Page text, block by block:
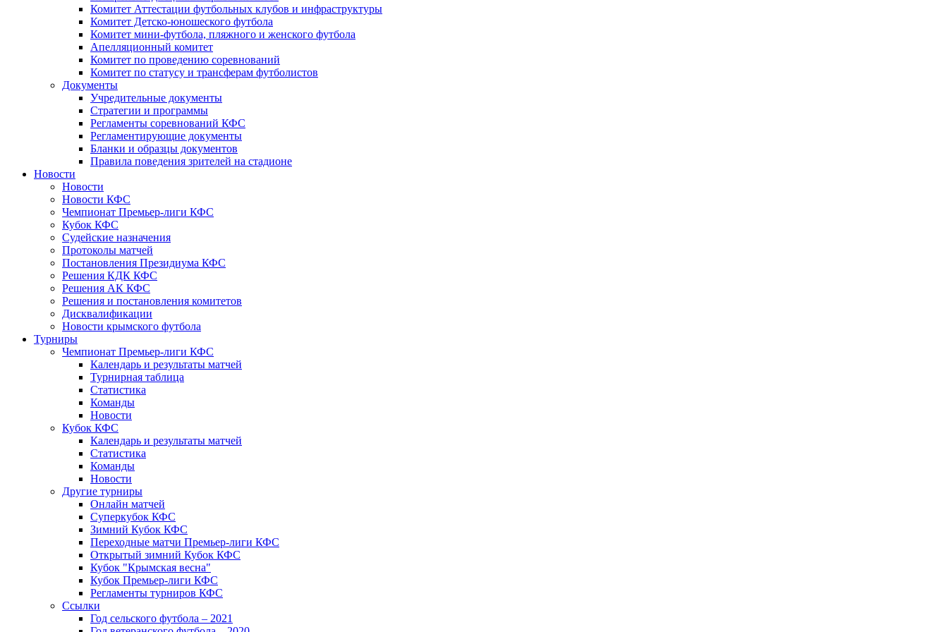
Комитет Аттестации футбольных клубов и инфраструктуры
Комитет Детско-юношеского футбола
Комитет мини-футбола, пляжного и женского футбола
Апелляционный комитет
Комитет по проведению соревнований
Комитет по статусу и трансферам футболистов
Документы
Учредительные документы
Стратегии и программы
Регламенты соревнований КФС
Регламентирующие документы
Бланки и образцы документов
Правила поведения зрителей на стадионе
Новости
Новости
Новости КФС
Чемпионат Премьер-лиги КФС
Кубок КФС
Судейские назначения
Протоколы матчей
Постановления Президиума КФС
Решения КДК КФС
Решения АК КФС
Решения и постановления комитетов
Дисквалификации
Новости крымского футбола
Турниры
Чемпионат Премьер-лиги КФС
Календарь и результаты матчей
Турнирная таблица
Статистика
Команды
Новости
Кубок КФС
Календарь и результаты матчей
Статистика
Команды
Новости
Другие турниры
Онлайн матчей
Суперкубок КФС
Зимний Кубок КФС
Переходные матчи Премьер-лиги КФС
Открытый зимний Кубок КФС
Кубок "Крымская весна"
Кубок Премьер-лиги КФС
Регламенты турниров КФС
Ссылки
Год сельского футбола – 2021